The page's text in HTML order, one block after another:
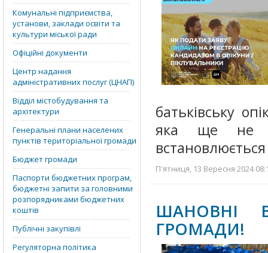
Комунальні підприємства,
установи, заклади освіти та
культури міської ради
Офіційні документи
Центр надання
адміністративних послуг (ЦНАП)
Відділ містобудування та
архітектури
Генеральні плани населених
пунктів територіальної громади
Бюджет громади
Паспорти бюджетних програм,
бюджетні запити за головними
розпорядниками бюджетних
коштів
Публічні закупівлі
Регуляторна політика
батьківську
яка ще не
П'ятниця, 13 Вересня 2024
ШАНОВНІ
ГРОМАДИ!